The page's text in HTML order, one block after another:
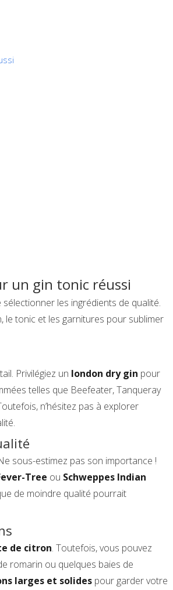
un gin tonic réussi
les ingrédients de qualité.
le tonic et les garnitures pour sublimer
Privilégiez un london dry gin pour
telles que Beefeater, Tanqueray
n’hésitez pas à explorer
sous-estimez pas son importance !
Tree ou Schweppes Indian
de moindre qualité pourrait
de citron. Toutefois, vous pouvez
romarin ou quelques baies de
larges et solides pour garder votre